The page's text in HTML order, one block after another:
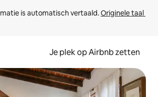
is automatisch vertaald. Originele taal
Je plek op Airbnb zetten